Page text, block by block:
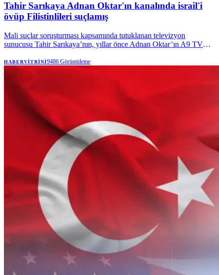
Tahir Sarıkaya Adnan Oktar'ın kanalında israil'i
övüp Filistinlileri suçlamış
Mali suçlar soruşturması kapsamında tutuklanan televizyon
sunucusu Tahir Sarıkaya’nın, yıllar önce Adnan Oktar’ın A9 TV
yeniden gündeme geldi.
HABERVITRINI9486 Görüntüleme